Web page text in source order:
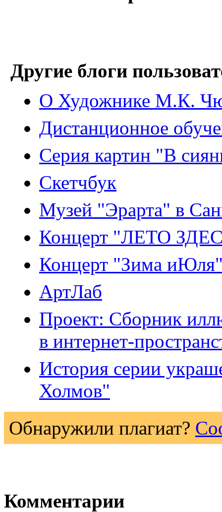
Другие блоги
О Художнике М.К.
Дистанционное
Серия картин "В
Скетчбук
Музей "Эрарта" в
Концерт "ЛЕТО
Концерт "Зима
АртЛаб
Проект: Сборник
в интернет-
История серии
Холмов"
Обнаружили плагиат?
Комментарии